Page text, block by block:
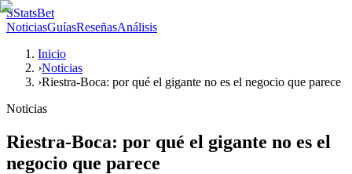
SStatsBet
NoticiasGuíasReseñasAnálisis
Inicio
›Noticias
›Riestra-Boca: por qué el gigante no es el negocio que parece
Noticias
Riestra-Boca: por qué el gigante no es el
negocio que parece